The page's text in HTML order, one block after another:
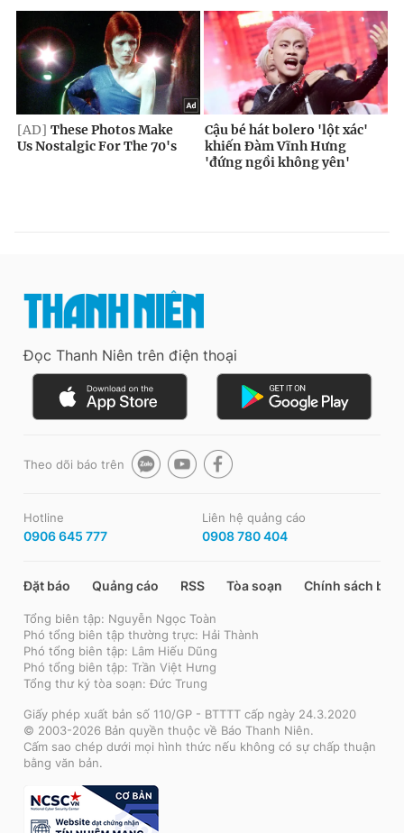
Đọc Thanh Niên trên điện thoại
Theo dõi báo trên
Hotline
0906 645 777
Liên hệ quảng cáo
0908 780 404
Đặt báo Quảng cáo RSS Tòa soạn Chính sách bảo
Tổng biên tập: Nguyễn Ngọc Toàn
Phó tổng biên tập thường trực: Hải Thành
Phó tổng biên tập: Lâm Hiếu Dũng
Phó tổng biên tập: Trần Việt Hưng
Tổng thư ký tòa soạn: Đức Trung
Giấy phép xuất bản số 110/GP - BTTTT cấp ngày 24.3.2020
© 2003-2026 Bản quyền thuộc về Báo Thanh Niên.
Cấm sao chép dưới mọi hình thức nếu không có sự chấp thuận
bằng văn bản.